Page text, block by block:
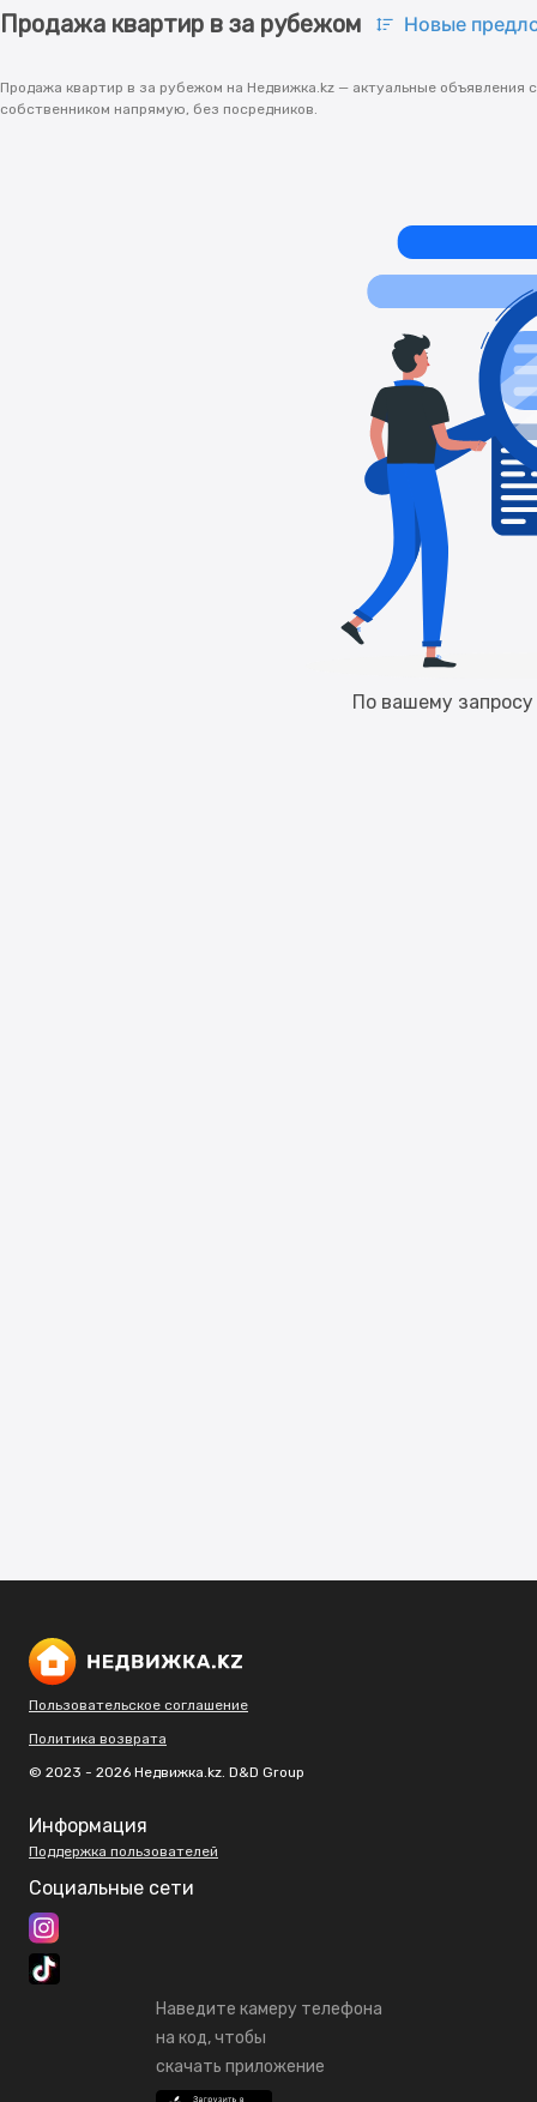
Продажа квартир в за рубежом Новые
Продажа квартир в за рубежом на Недвижка.kz — актуальные
собственником напрямую, без посредников.
По вашему
Пользовательское соглашение
Политика возврата
© 2023 - 2026 Недвижка.kz. D&D Group
Информация
Поддержка пользователей
Социальные сети
Наведите камеру телефона
на код, чтобы
скачать приложение